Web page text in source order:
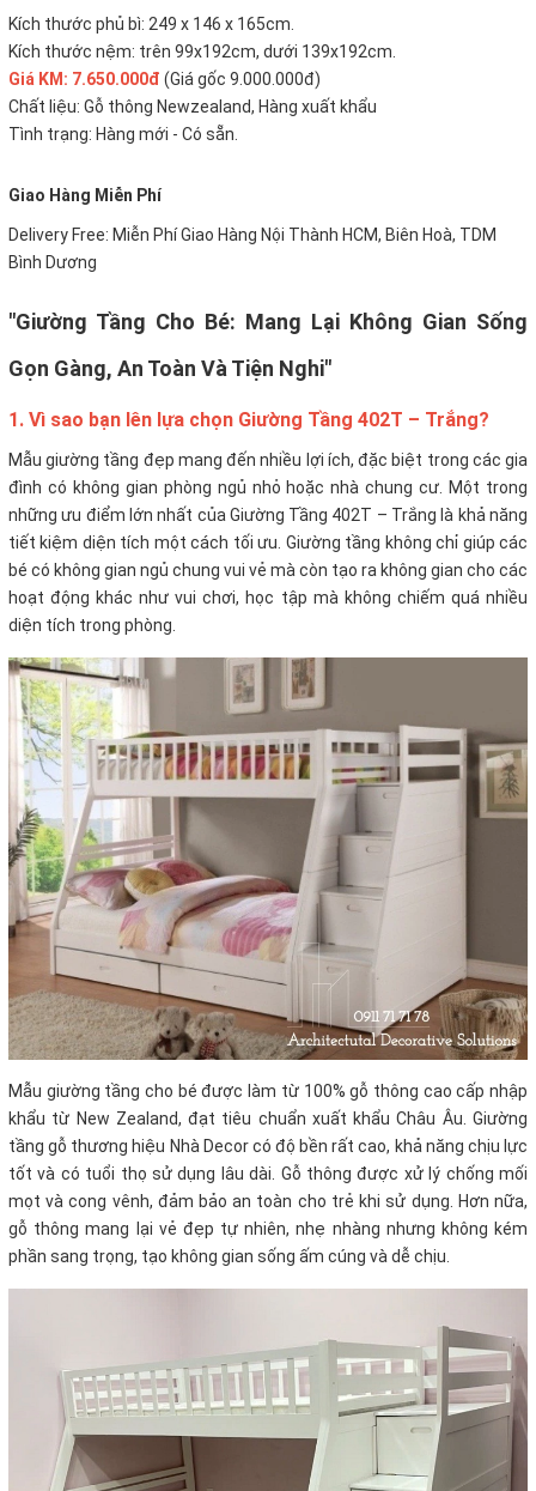
Kích thước phủ bì: 249 x 146 x 165cm.
Kích thước nệm: trên 99x192cm, dưới 139x192cm.
Giá KM: 7.650.000đ (Giá gốc 9.000.000đ)
Chất liệu: Gỗ thông Newzealand, Hàng xuất khẩu
Tình trạng: Hàng mới - Có sẵn.
Giao Hàng Miễn Phí
Delivery Free: Miễn Phí Giao Hàng Nội Thành HCM, Biên Hoà, TDM
Bình Dương
"Giường Tầng Cho Bé: Mang Lại Không Gian Sống
Gọn Gàng, An Toàn Và Tiện Nghi"
1. Vì sao bạn lên lựa chọn Giường Tầng 402T – Trắng?
Mẫu giường tầng đẹp mang đến nhiều lợi ích, đặc biệt trong các gia
đình có không gian phòng ngủ nhỏ hoặc nhà chung cư. Một trong
những ưu điểm lớn nhất của Giường Tầng 402T – Trắng là khả năng
tiết kiệm diện tích một cách tối ưu. Giường tầng không chỉ giúp các
bé có không gian ngủ chung vui vẻ mà còn tạo ra không gian cho các
hoạt động khác như vui chơi, học tập mà không chiếm quá nhiều
diện tích trong phòng.
Mẫu giường tầng cho bé được làm từ 100% gỗ thông cao cấp nhập
khẩu từ New Zealand, đạt tiêu chuẩn xuất khẩu Châu Âu. Giường
tầng gỗ thương hiệu Nhà Decor có độ bền rất cao, khả năng chịu lực
tốt và có tuổi thọ sử dụng lâu dài. Gỗ thông được xử lý chống mối
mọt và cong vênh, đảm bảo an toàn cho trẻ khi sử dụng. Hơn nữa,
gỗ thông mang lại vẻ đẹp tự nhiên, nhẹ nhàng nhưng không kém
phần sang trọng, tạo không gian sống ấm cúng và dễ chịu.